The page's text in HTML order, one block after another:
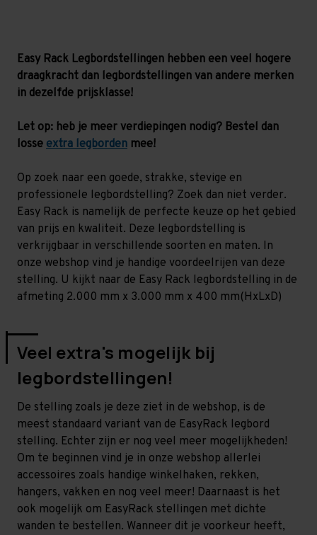
legbordniveaus
-
130
kg
legbordniveaus
-
130
kg
Easy Rack Legbordstellingen hebben een veel hogere
draagkracht dan legbordstellingen van andere merken
in dezelfde prijsklasse!
Let op: heb je meer verdiepingen nodig? Bestel dan
losse extra legborden mee!
Op zoek naar een goede, strakke, stevige en
professionele legbordstelling? Zoek dan niet verder.
Easy Rack is namelijk de perfecte keuze op het gebied
van prijs en kwaliteit. Deze legbordstelling is
verkrijgbaar in verschillende soorten en maten. In
onze webshop vind je handige voordeelrijen van deze
stelling. U kijkt naar de Easy Rack legbordstelling in de
afmeting 2.000 mm x 3.000 mm x 400 mm(HxLxD)
Veel extra's mogelijk bij
legbordstellingen!
De stelling zoals je deze ziet in de webshop, is de
meest standaard variant van de EasyRack legbord
stelling. Echter zijn er nog veel meer mogelijkheden!
Om te beginnen vind je in onze webshop allerlei
accessoires zoals handige winkelhaken, rekken,
hangers, vakken en nog veel meer! Daarnaast is het
ook mogelijk om EasyRack stellingen met dichte
wanden te bestellen. Wanneer dit je voorkeur heeft,